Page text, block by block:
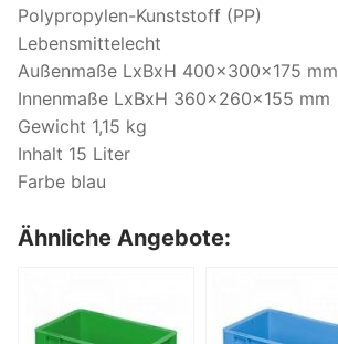
Polypropylen-Kunststoff (PP)
Lebensmittelecht
Außenmaße LxBxH 400x300x175 mm
Innenmaße LxBxH 360x260x155 mm
Gewicht 1,15 kg
Inhalt 15 Liter
Farbe blau
Ähnliche Angebote: